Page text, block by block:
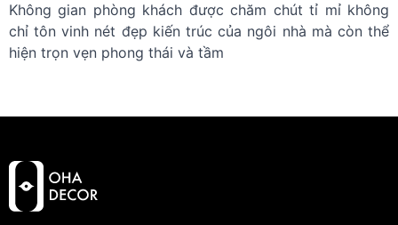
Không gian phòng khách được chăm chút tỉ mỉ không
chỉ tôn vinh nét đẹp kiến trúc của ngôi nhà mà còn thể
hiện trọn vẹn phong thái và tầm